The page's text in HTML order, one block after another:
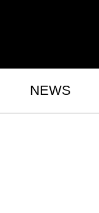
NEWS